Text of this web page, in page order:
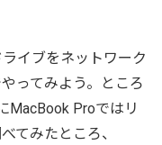
イブをネットワーク
ってみよう。ところ
MacBook Proではリ
てみたところ、